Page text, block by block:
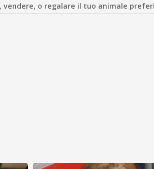
o regalare il tuo animale